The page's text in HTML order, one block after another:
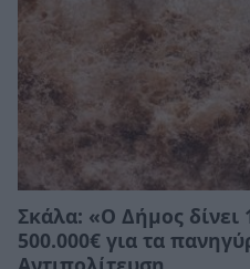
Σκάλα: «Ο Δήμος δίνει
500.000€ για τα